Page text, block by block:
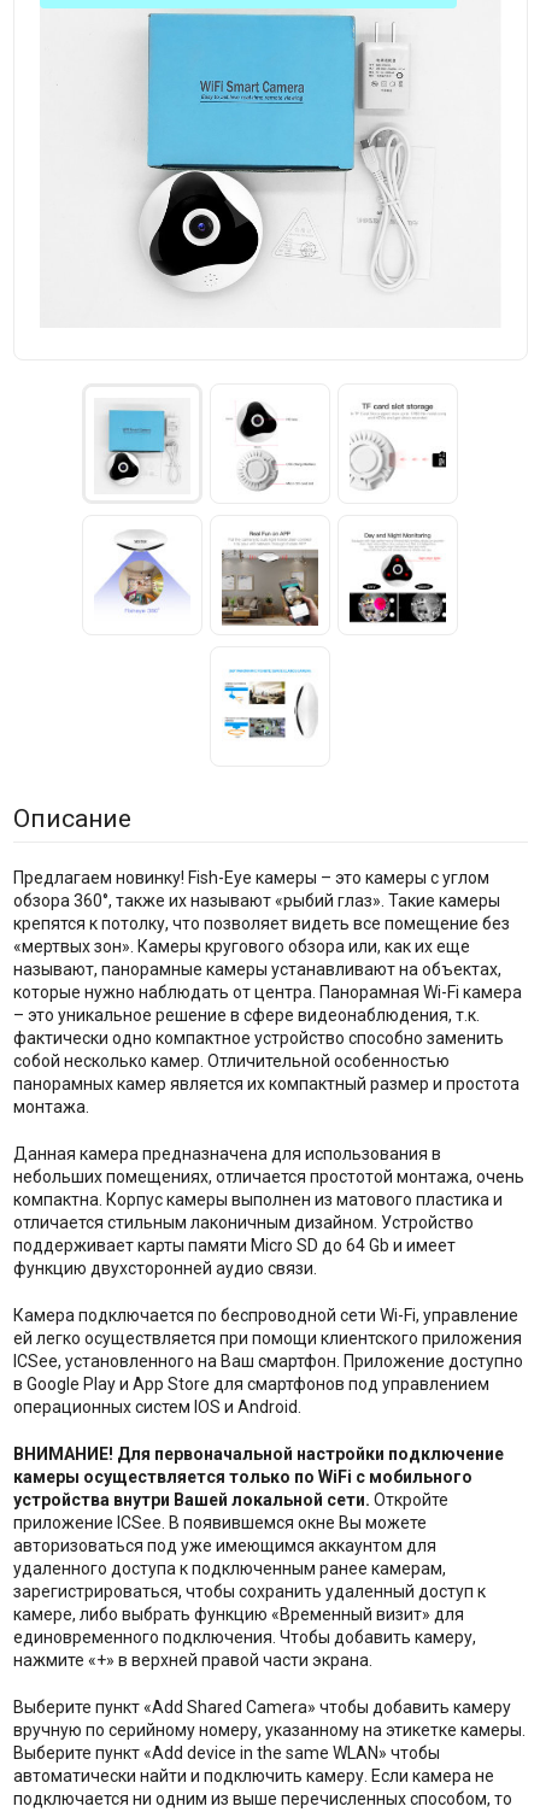
Описание
Предлагаем новинку! Fish-Eye камеры – это камеры с углом
обзора 360°, также их называют «рыбий глаз». Такие камеры
крепятся к потолку, что позволяет видеть все помещение без
«мертвых зон». Камеры кругового обзора или, как их еще
называют, панорамные камеры устанавливают на объектах,
которые нужно наблюдать от центра. Панорамная Wi-Fi камера
– это уникальное решение в сфере видеонаблюдения, т.к.
фактически одно компактное устройство способно заменить
собой несколько камер. Отличительной особенностью
панорамных камер является их компактный размер и простота
монтажа.
Данная камера предназначена для использования в
небольших помещениях, отличается простотой монтажа, очень
компактна. Корпус камеры выполнен из матового пластика и
отличается стильным лаконичным дизайном. Устройство
поддерживает карты памяти Micro SD до 64 Gb и имеет
функцию двухсторонней аудио связи.
Камера подключается по беспроводной сети Wi-Fi, управление
ей легко осуществляется при помощи клиентского приложения
ICSee, установленного на Ваш смартфон. Приложение доступно
в Google Play и App Store для смартфонов под управлением
операционных систем IOS и Android.
ВНИМАНИЕ! Для первоначальной настройки подключение
камеры осуществляется только по WiFi с мобильного
устройства внутри Вашей локальной сети. Откройте
приложение ICSee. В появившемся окне Вы можете
авторизоваться под уже имеющимся аккаунтом для
удаленного доступа к подключенным ранее камерам,
зарегистрироваться, чтобы сохранить удаленный доступ к
камере, либо выбрать функцию «Временный визит» для
единовременного подключения. Чтобы добавить камеру,
нажмите «+» в верхней правой части экрана.
Выберите пункт «Add Shared Camera» чтобы добавить камеру
вручную по серийному номеру, указанному на этикетке камеры.
Выберите пункт «Add device in the same WLAN» чтобы
автоматически найти и подключить камеру. Если камера не
подключается ни одним из выше перечисленных способом, то